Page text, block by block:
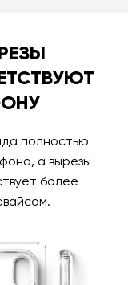
полностью
а вырезы
более